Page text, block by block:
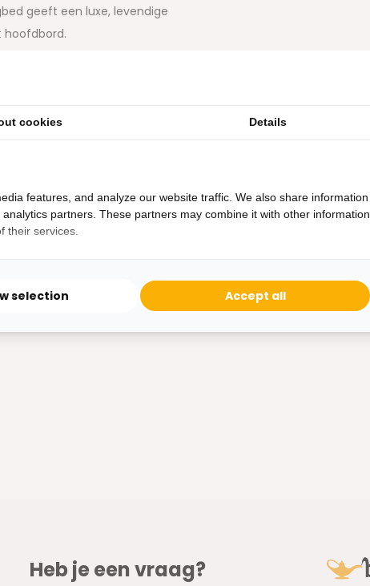
geeft een luxe, levendige
hoofdbord.
staat garant voor goede
Dit gecombineerd
waardoor uw wervelkolom
De matrassen gaan het
Scandi bedding (17)
Heb je een vraag?
cookies Details
features, and analyze our website traffic. We also share information
partners. These partners may combine it with other information
their services.
selection Accept all